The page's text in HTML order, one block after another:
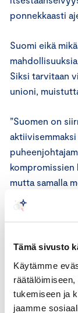
Tämä sivusto
Käytämme
tukemiseen ja
jaamme
ponnekkaasti
Suomi eikä
Siksi tarvitaan
unioni,
”Suomen on
kompromissien
mutta samalla
aloitteellisia.
kansalliset
EU-linjauksia